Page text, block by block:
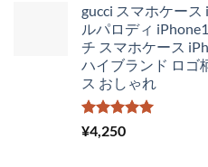
価
格
は
¥4,300
で
し
の
価
格
は
gucci スマホケー
ルパロディ
チ スマホケース
ハイブランド ロゴ
ス おしゃれ
5段階中
5.00
¥4,250